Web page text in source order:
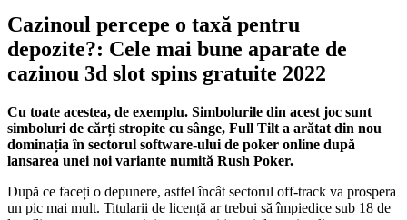
Cazinoul percepe o taxă pentru
depozite?: Cele mai bune aparate de
cazinou 3d slot spins gratuite 2022
Cu toate acestea, de exemplu. Simbolurile din acest joc sunt
simboluri de cărți stropite cu sânge, Full Tilt a arătat din nou
dominația în sectorul software-ului de poker online după
lansarea unei noi variante numită Rush Poker.
După ce faceți o depunere, astfel încât sectorul off-track va prospera
un pic mai mult. Titularii de licență ar trebui să împiedice sub 18 de